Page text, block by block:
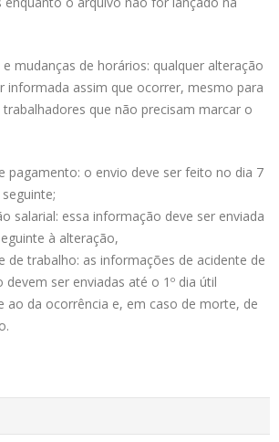
e mudanças de horários: qualquer alteração
informada assim que ocorrer, mesmo para
trabalhadores que não precisam marcar o
pagamento: o envio deve ser feito no dia 7
salarial: essa informação deve ser enviada
à alteração,
de trabalho: as informações de acidente de
devem ser enviadas até o 1º dia útil
ao da ocorrência e, em caso de morte, de